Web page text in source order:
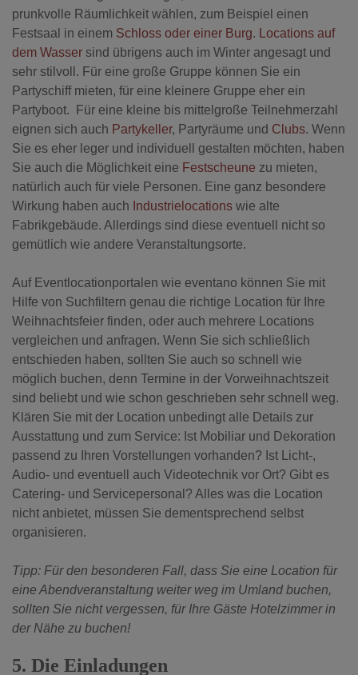
prunkvolle Räumlichkeit wählen, zum Beispiel einen
Festsaal in einem Schloss oder einer Burg.
Locations auf
dem Wasser sind übrigens auch im Winter angesagt und
sehr stilvoll. Für eine große Gruppe können Sie ein
Partyschiff mieten, für eine kleinere Gruppe eher ein
Partyboot.
Für eine kleine bis mittelgroße Teilnehmerzahl
eignen sich auch Partykeller, Partyräume und Clubs. Wenn
Sie es eher leger und individuell gestalten möchten, haben
Sie auch die Möglichkeit eine Festscheune zu mieten,
natürlich auch für viele Personen. Eine ganz besondere
Wirkung haben auch Industrielocations wie alte
Fabrikgebäude. Allerdings sind diese eventuell nicht so
gemütlich wie andere Veranstaltungsorte.
Auf Eventlocationportalen wie eventano können Sie mit
Hilfe von Suchfiltern genau die richtige Location für Ihre
Weihnachtsfeier finden, oder auch mehrere Locations
vergleichen und anfragen. Wenn Sie sich schließlich
entschieden haben, sollten Sie auch so schnell wie
möglich buchen, denn Termine in der Vorweihnachtszeit
sind beliebt und wie schon geschrieben sehr schnell weg.
Klären Sie mit der Location unbedingt alle Details zur
Ausstattung und zum Service: Ist Mobiliar und Dekoration
passend zu Ihren Vorstellungen vorhanden? Ist Licht-,
Audio- und eventuell auch Videotechnik vor Ort? Gibt es
Catering- und Servicepersonal? Alles was die Location
nicht anbietet, müssen Sie dementsprechend selbst
organisieren.
Tipp: Für den besonderen Fall, dass Sie eine Location für
eine Abendveranstaltung weiter weg im Umland buchen,
sollten Sie nicht vergessen, für Ihre Gäste Hotelzimmer in
der Nähe zu buchen!
5. Die Einladungen